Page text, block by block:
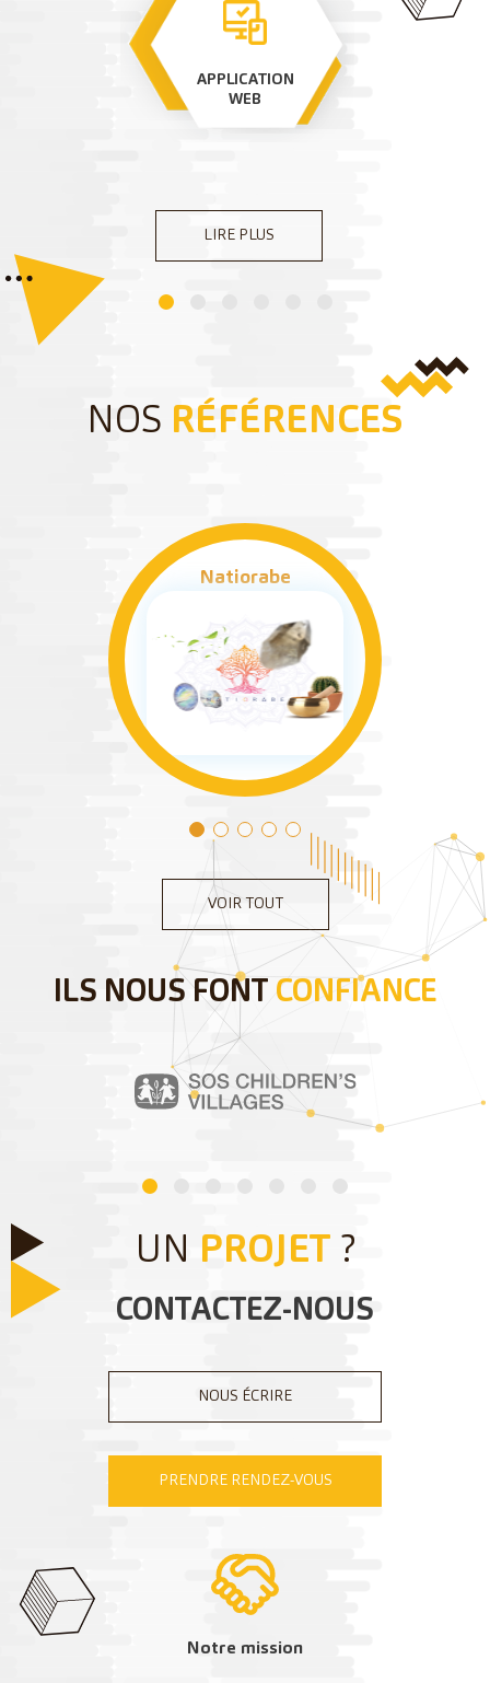
APPLICATION
WEB
LIRE PLUS
NOS RÉFÉRENCES
Natiorabe
VOIR TOUT
ILS NOUS FONT CONFIANCE
UN PROJET ?
CONTACTEZ-NOUS
NOUS ÉCRIRE
PRENDRE RENDEZ-VOUS
Notre mission